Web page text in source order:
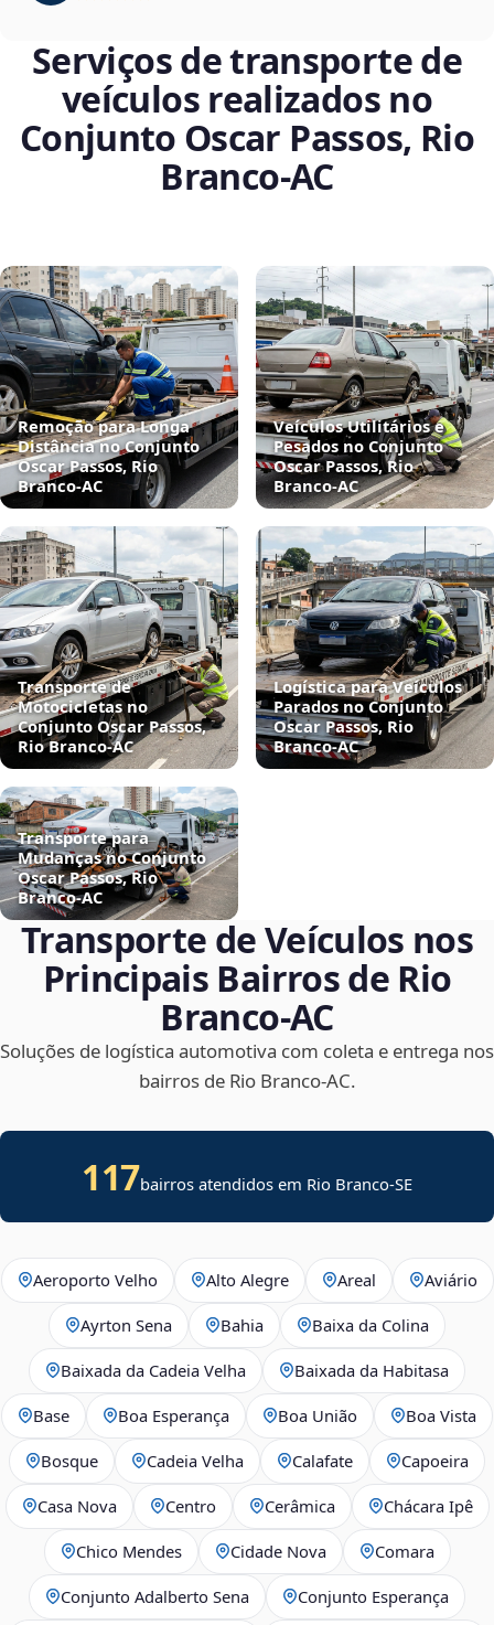
Serviços de transporte de
veículos realizados no
Conjunto Oscar Passos, Rio
Branco‑AC
Remoção para Longa
Distância no Conjunto
Oscar Passos, Rio
Branco‑AC
Veículos Utilitários e
Pesados no Conjunto
Oscar Passos, Rio
Branco‑AC
Transporte de
Motocicletas no
Conjunto Oscar Passos,
Rio Branco‑AC
Logística para Veículos
Parados no Conjunto
Oscar Passos, Rio
Branco‑AC
Transporte para
Mudanças no Conjunto
Oscar Passos, Rio
Branco‑AC
Transporte de Veículos nos
Principais Bairros de Rio
Branco‑AC
Soluções de logística automotiva com coleta e entrega nos
bairros de Rio Branco‑AC.
117bairros atendidos em Rio Branco-SE
Aeroporto Velho Alto Alegre Areal Aviário
Ayrton Sena Bahia Baixa da Colina
Baixada da Cadeia Velha Baixada da Habitasa
Base Boa Esperança Boa União Boa Vista
Bosque Cadeia Velha Calafate Capoeira
Casa Nova Centro Cerâmica Chácara Ipê
Chico Mendes Cidade Nova Comara
Conjunto Adalberto Sena Conjunto Esperança